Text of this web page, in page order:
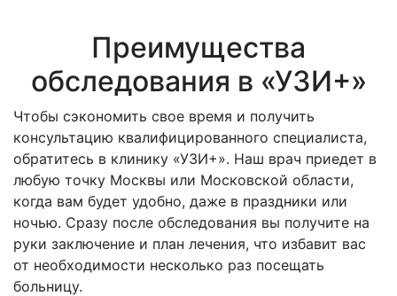
Преимущества
обследования в «УЗИ+»
Чтобы сэкономить свое время и получить
консультацию квалифицированного специалиста,
обратитесь в клинику «УЗИ+». Наш врач приедет в
любую точку Москвы или Московской области,
когда вам будет удобно, даже в праздники или
ночью. Сразу после обследования вы получите на
руки заключение и план лечения, что избавит вас
от необходимости несколько раз посещать
больницу.